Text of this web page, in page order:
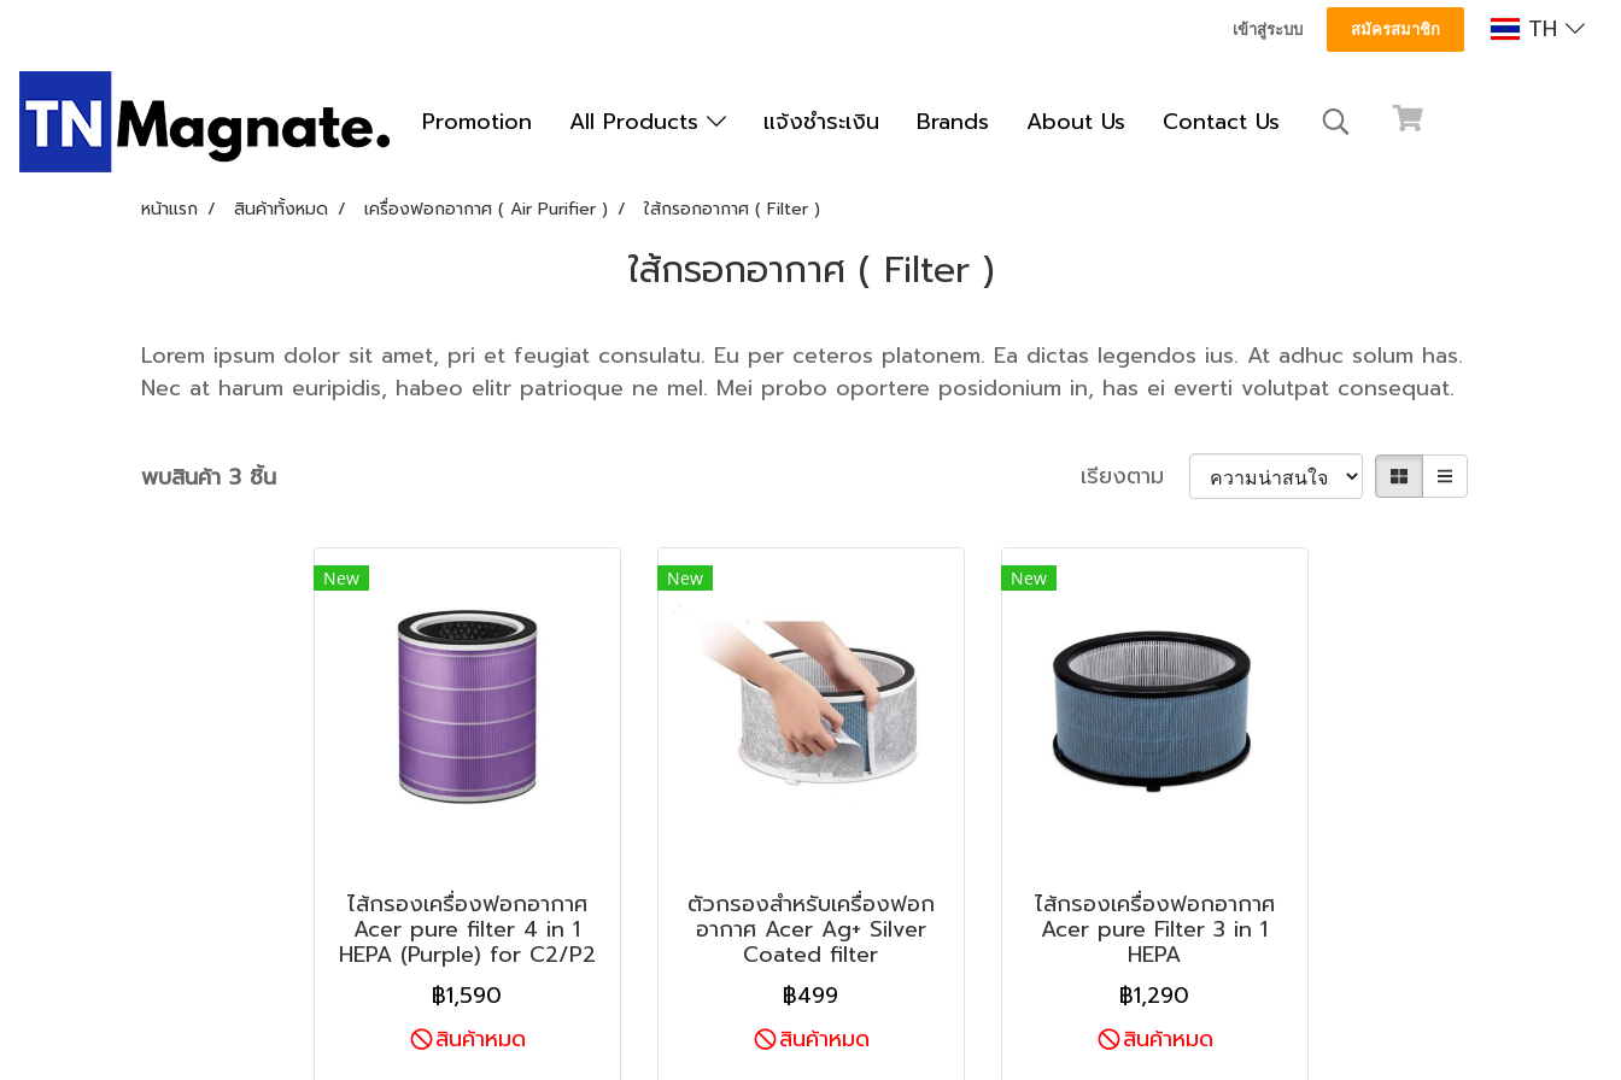
เข้าสู่ระบบ สมัครสมาชิก TH
Promotion All Products แจ้งชำระเงิน Brands About Us Contact Us
หน้าแรก สินค้าทั้งหมด เครื่องฟอกอากาศ ( Air Purifier ) ใส้กรอกอากาศ ( Filter )
ใส้กรอกอากาศ ( Filter )
Lorem ipsum dolor sit amet, pri et feugiat consulatu. Eu per ceteros platonem. Ea dictas legendos ius. At adhuc solum has.
Nec at harum euripidis, habeo elitr patrioque ne mel. Mei probo oportere posidonium in, has ei everti volutpat consequat.
พบสินค้า 3 ชิ้น เรียงตาม
New
ไส้กรองเครื่องฟอกอากาศ
Acer pure filter 4 in 1
HEPA (Purple) for C2/P2
฿1,590
สินค้าหมด
New
ตัวกรองสำหรับเครื่องฟอก
อากาศ Acer Ag+ Silver
Coated filter
฿499
สินค้าหมด
New
ไส้กรองเครื่องฟอกอากาศ
Acer pure Filter 3 in 1
HEPA
฿1,290
สินค้าหมด